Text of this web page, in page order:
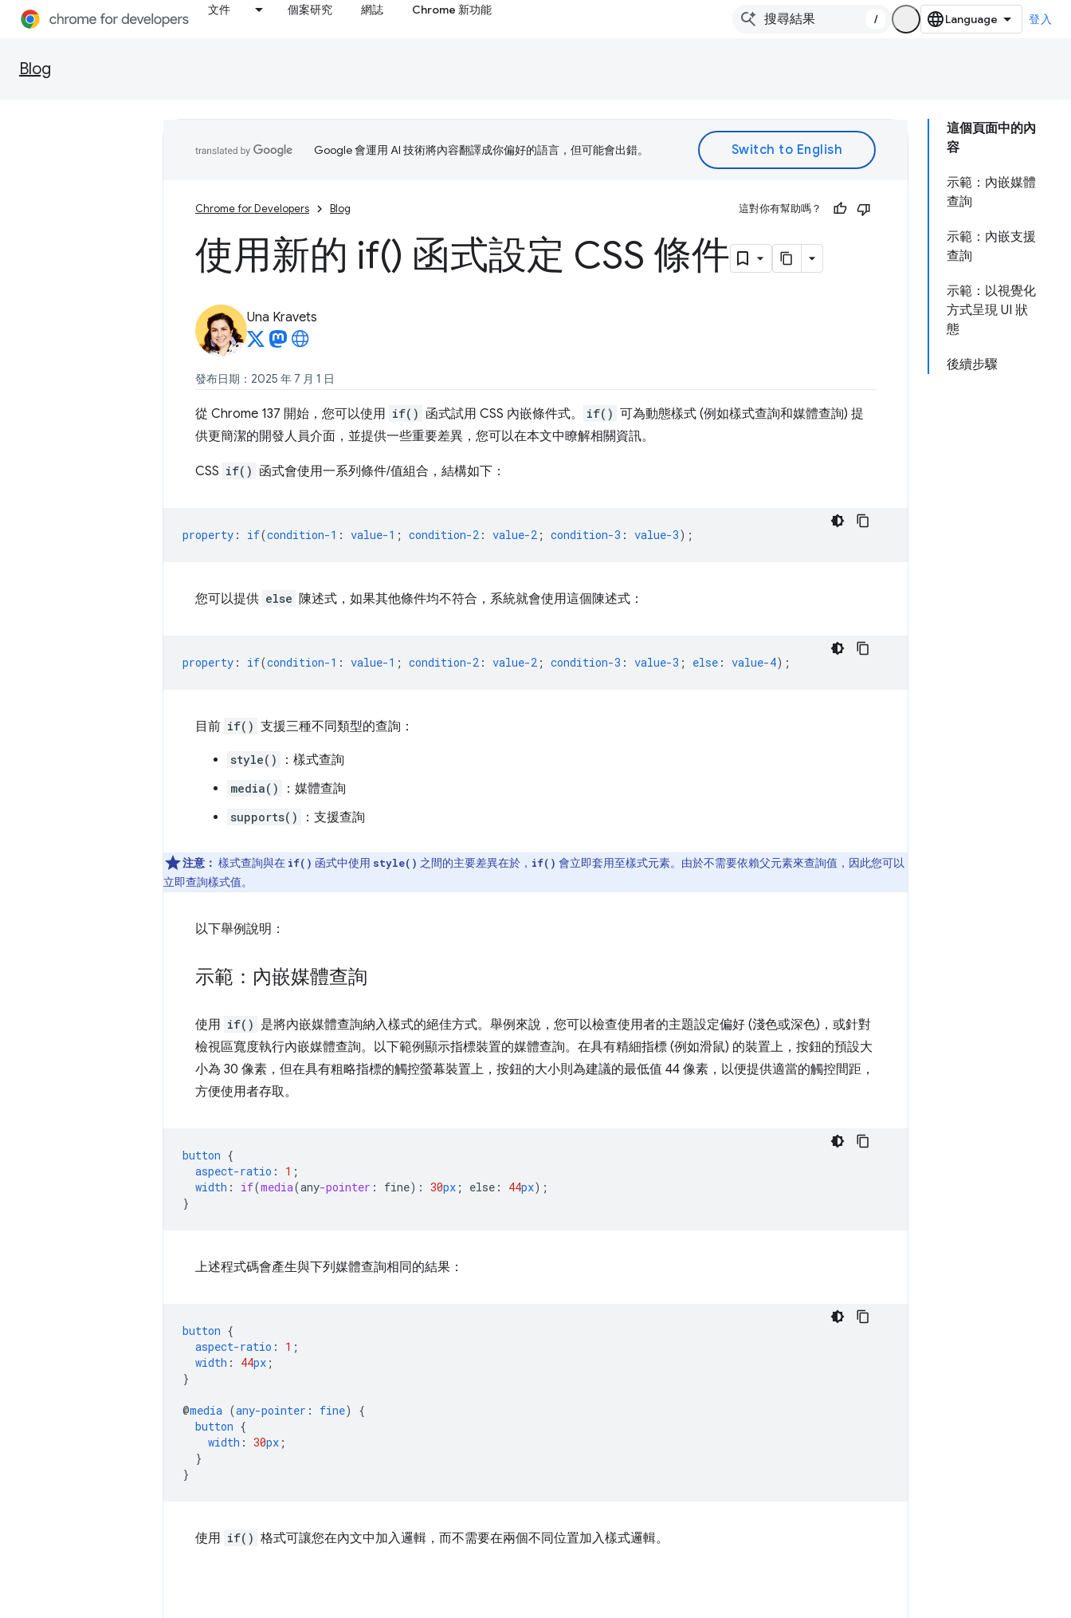
文件 個案研究 網誌 Chrome 新功能
/ 登入
Blog
這個頁面中的內
容
示範：內嵌媒體
查詢
示範：內嵌支援
查詢
示範：以視覺化
方式呈現 UI 狀
態
後續步驟
Google 會運用 AI 技術將內容翻譯成你偏好的語言，但可能會出錯。
Chrome for Developers Blog 這對你有幫助嗎？
使用新的 if() 函式設定 CSS 條件
Una Kravets
發布日期：2025 年 7 月 1 日
從 Chrome 137 開始，您可以使用 if() 函式試用 CSS 內嵌條件式。 if() 可為動態樣式 (例如樣式查詢和媒體查詢) 提
供更簡潔的開發人員介面，並提供一些重要差異，您可以在本文中瞭解相關資訊。
CSS if() 函式會使用一系列條件/值組合，結構如下：
property : if(condition-1 : value-1 ; condition-2 : value-2 ; condition-3 : value-3);
您可以提供 else 陳述式，如果其他條件均不符合，系統就會使用這個陳述式：
property : if(condition-1 : value-1 ; condition-2 : value-2 ; condition-3 : value-3 ; else : value-4);
目前 if() 支援三種不同類型的查詢：
style() ：樣式查詢
media() ：媒體查詢
supports() ：支援查詢
注意： 樣式查詢與在 if() 函式中使用 style() 之間的主要差異在於， if() 會立即套用至樣式元素。由於不需要依賴父元素來查詢值，因此您可以
立即查詢樣式值。
以下舉例說明：
示範：內嵌媒體查詢
使用 if() 是將內嵌媒體查詢納入樣式的絕佳方式。舉例來說，您可以檢查使用者的主題設定偏好 (淺色或深色)，或針對
檢視區寬度執行內嵌媒體查詢。以下範例顯示指標裝置的媒體查詢。在具有精細指標 (例如滑鼠) 的裝置上，按鈕的預設大
小為 30 像素，但在具有粗略指標的觸控螢幕裝置上，按鈕的大小則為建議的最低值 44 像素，以便提供適當的觸控間距，
方便使用者存取。
button {
aspect-ratio : 1 ;
width : if(media(any-pointer : fine) : 30px ; else : 44px);
}
上述程式碼會產生與下列媒體查詢相同的結果：
button {
aspect-ratio : 1 ;
width : 44px ;
}
@media (any-pointer : fine)
{
button {
width : 30px ;
}
}
使用 if() 格式可讓您在內文中加入邏輯，而不需要在兩個不同位置加入樣式邏輯。